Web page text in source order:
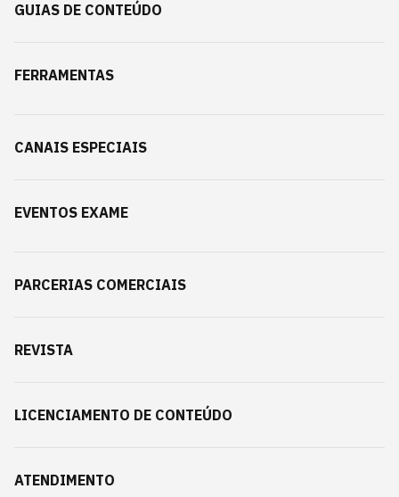
GUIAS DE CONTEÚDO
FERRAMENTAS
CANAIS ESPECIAIS
EVENTOS EXAME
PARCERIAS COMERCIAIS
REVISTA
LICENCIAMENTO DE CONTEÚDO
ATENDIMENTO